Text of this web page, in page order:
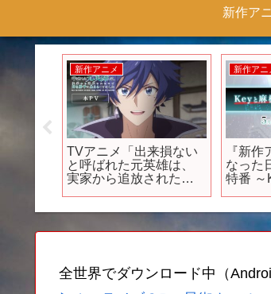
新作ア
新作アニメ
TVアニメ「出来損ない
と呼ばれた元英雄は、
実家から追放されたの
新作アニ
『新
なった
特番 ～
全世界でダウンロード中（